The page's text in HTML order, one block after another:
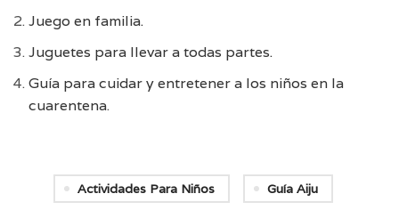
Juego en familia.
Juguetes para llevar a todas partes.
Guía para cuidar y entretener a los niños en la
cuarentena.
Actividades Para Niños Guía Aiju